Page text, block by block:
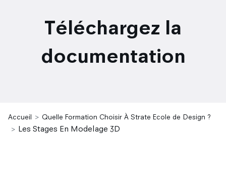
Téléchargez la
documentation
Accueil Quelle Formation Choisir À Strate Ecole de Design ?
Les Stages En Modelage 3D